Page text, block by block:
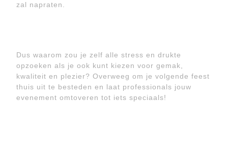
zal napraten.
Dus waarom zou je zelf alle stress en drukte
opzoeken als je ook kunt kiezen voor gemak,
kwaliteit en plezier? Overweeg om je volgende feest
thuis uit te besteden en laat professionals jouw
evenement omtoveren tot iets speciaals!